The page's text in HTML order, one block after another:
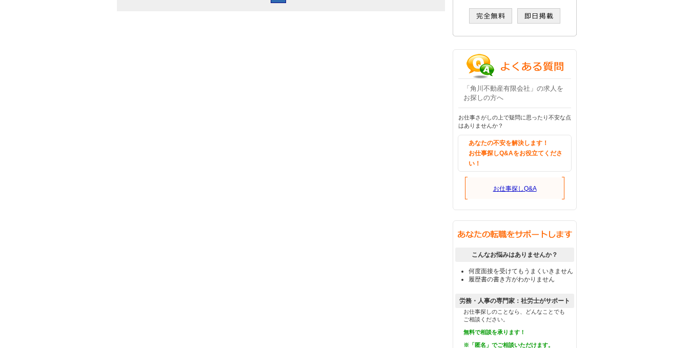
「角川不動産有限会社」の求人を
お探しの方へ
お仕事さがしの上で疑問に思ったり不安な点
はありませんか？
あなたの不安を解決します！
お仕事探しQ&Aをお役立てくださ
い！
お仕事探しQ&A
こんなお悩みはありませんか？
何度面接を受けてもうまくいきません
履歴書の書き方がわかりません
労務・人事の専門家：社労士がサポート
お仕事探しのことなら、どんなことでも
ご相談ください。
無料で相談を承ります！
※「匿名」でご相談いただけます。